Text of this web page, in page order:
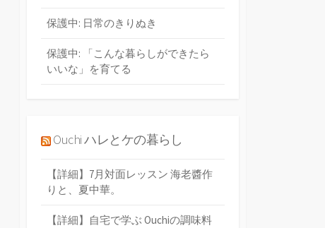
保護中: 日常のきりぬき
保護中: 「こんな暮らしができたら
いいな」を育てる
Ouchi ハレとケの暮らし
【詳細】7月対面レッスン 海老醬作
りと、夏中華。
【詳細】自宅で学ぶ Ouchiの調味料